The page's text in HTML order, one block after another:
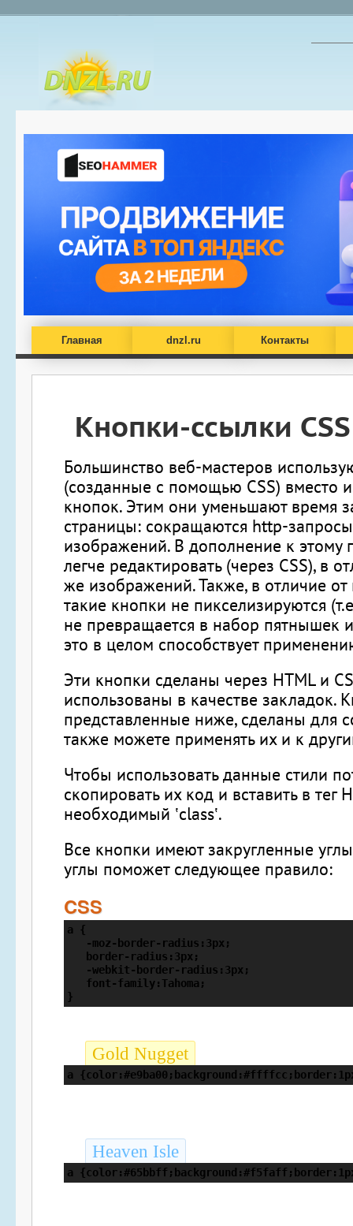
Главная dnzl.ru Контакты
Кнопки-ссылки CSS
Большинство веб-мастеров
(созданные с помощью CSS) вместо
кнопок. Этим они уменьшают время
страницы: сокращаются http-
изображений. В дополнение к этому
легче редактировать (через CSS), в
же изображений. Также, в отличие
такие кнопки не пикселизируются
не превращается в набор пятнышек
это в целом способствует
Эти кнопки сделаны через HTML и
использованы в качестве закладок.
представленные ниже, сделаны для
также можете применять их и к
Чтобы использовать данные стили
скопировать их код и вставить в тег
необходимый ‛class‛.
Все кнопки имеют закругленные
углы поможет следующее правило:
CSS
a {
   -moz-border-radius:3px;
   border-radius:3px;
   -webkit-border-radius:3px;
   font-family:Tahoma;
}
Gold Nugget
a
Heaven Isle
a